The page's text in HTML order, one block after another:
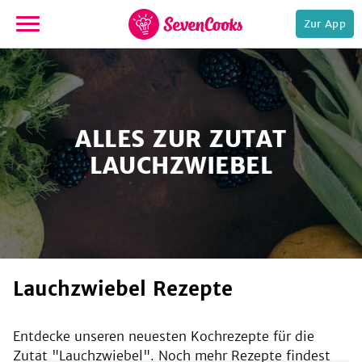
zur
Startseite
Zur App
ALLES ZUR ZUTAT
LAUCHZWIEBEL
Lauchzwiebel Rezepte
Entdecke unseren neuesten Kochrezepte für die
Zutat "Lauchzwiebel ". Noch mehr Rezepte findest